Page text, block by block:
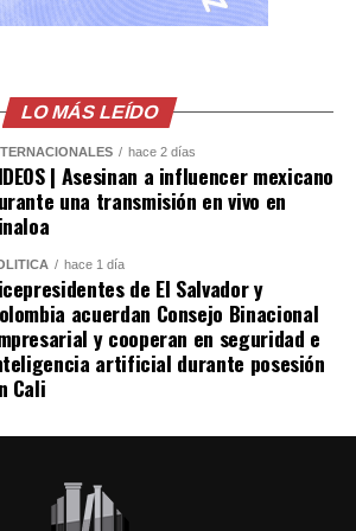
para Pemex al cierre del segundo
representa un incremento del 20 %
el mismo período de 2025.
recordaron que una toma
de Pemex provocó una
el estado de Hidalgo, dejando un
fallecidas.
LO MÁS LEÍDO
hace 2 días
| Asesinan a influencer mexicano
una transmisión en vivo en
hace 1 día
de El Salvador y
acuerdan Consejo Binacional
y cooperan en seguridad e
artificial durante posesión
Cali